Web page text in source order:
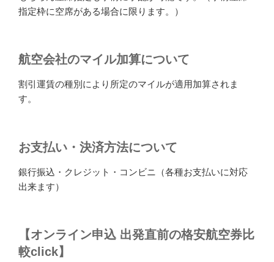
指定枠に空席がある場合に限ります。）
航空会社のマイル加算について
割引運賃の種別により所定のマイルが適用加算されま
す。
お支払い・決済方法について
銀行振込・クレジット・コンビニ（各種お支払いに対応
出来ます）
【オンライン申込 出発直前の格安航空券比
較click】